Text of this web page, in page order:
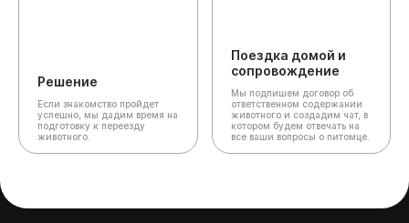
Решение
Если знакомство пройдет
успешно, мы дадим время на
подготовку к переезду
животного.
Поездка домой и
сопровождение
Мы подпишем договор об
ответственном содержании
животного и создадим чат, в
котором будем отвечать на
все ваши вопросы о питомце.